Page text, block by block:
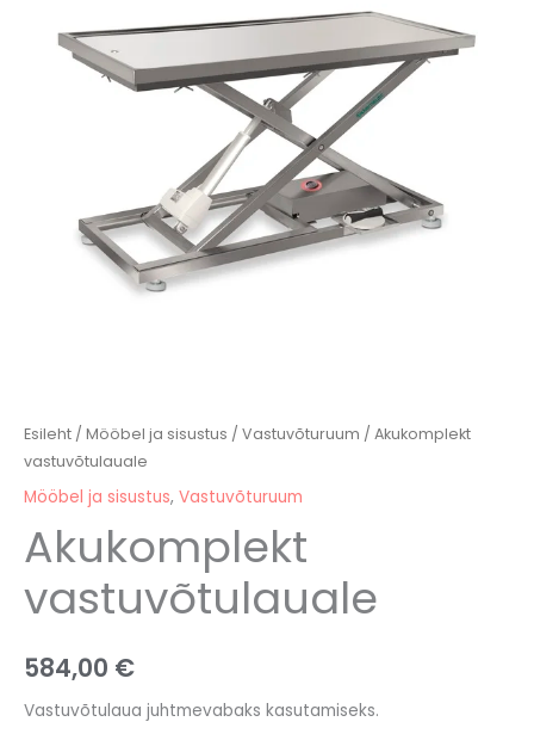
Esileht / Mööbel ja sisustus / Vastuvõturuum / Akukomplekt
vastuvõtulauale
Mööbel ja sisustus, Vastuvõturuum
Akukomplekt
vastuvõtulauale
584,00 €
Vastuvõtulaua juhtmevabaks kasutamiseks.